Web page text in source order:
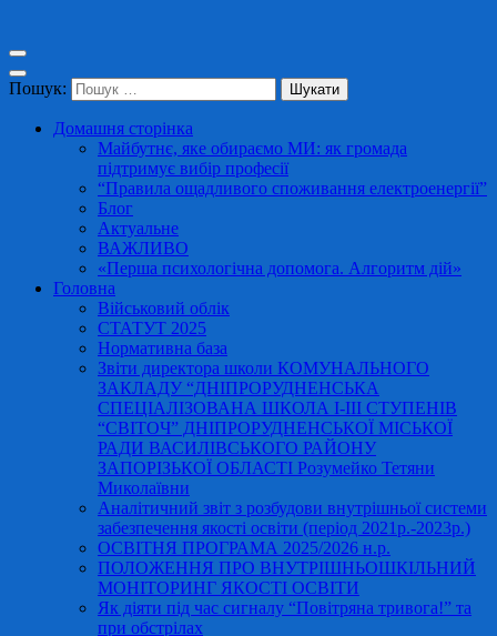
Пошук:
Домашня сторінка
Майбутнє, яке обираємо МИ: як громада
підтримує вибір професії
“Правила ощадливого споживання електроенергії”
Блог
Актуальне
ВАЖЛИВО
«Перша психологічна допомога. Алгоритм дій»
Головна
Військовий облік
СТАТУТ 2025
Нормативна база
Звіти директора школи КОМУНАЛЬНОГО
ЗАКЛАДУ “ДНІПРОРУДНЕНСЬКА
СПЕЦІАЛІЗОВАНА ШКОЛА І-ІІІ СТУПЕНІВ
“СВІТОЧ” ДНІПРОРУДНЕНСЬКОЇ МІСЬКОЇ
РАДИ ВАСИЛІВСЬКОГО РАЙОНУ
ЗАПОРІЗЬКОЇ ОБЛАСТІ Розумейко Тетяни
Миколаївни
Аналітичний звіт з розбудови внутрішньої системи
забезпечення якості освіти (період 2021р.-2023р.)
ОСВІТНЯ ПРОГРАМА 2025/2026 н.р.
ПОЛОЖЕННЯ ПРО ВНУТРІШНЬОШКІЛЬНИЙ
МОНІТОРИНГ ЯКОСТІ ОСВІТИ
Як діяти під час сигналу “Повітряна тривога!” та
при обстрілах